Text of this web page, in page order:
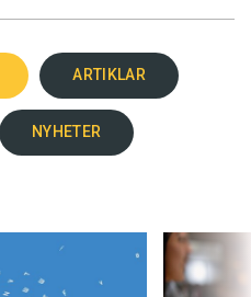
ARTIKLAR
NYHETER